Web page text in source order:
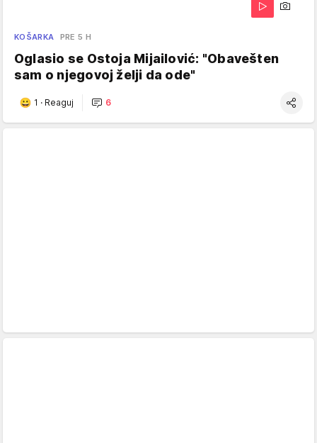
KOŠARKA PRE 5 H
Oglasio se Ostoja Mijailović: "Obavešten
sam o njegovoj želji da ode"
1 · Reaguj 6